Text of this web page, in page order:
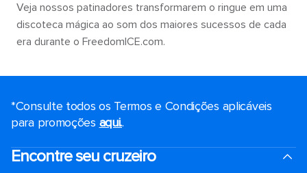
Veja nossos patinadores transformarem o ringue em uma
discoteca mágica ao som dos maiores sucessos de cada
era durante o FreedomICE.com.
*Consulte todos os Termos e Condições aplicáveis ​​
para promoções aqui..
Encontre seu cruzeiro